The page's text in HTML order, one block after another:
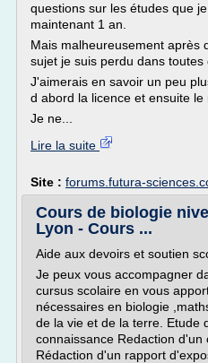
questions sur les études que
maintenant 1 an.
Mais malheureusement après
sujet je suis perdu dans toutes
J'aimerais en savoir un peu
d abord la licence et ensuite le
Je ne...
Lire la suite
Site : forums.futura-
Cours de biologie
Lyon - Cours ...
Aide aux devoirs et soutien
Je peux vous accompagner
cursus scolaire en vous
nécessaires en biologie
de la vie et de la terre. Etude
connaissance Redaction d'un
Rédaction d'un rapport